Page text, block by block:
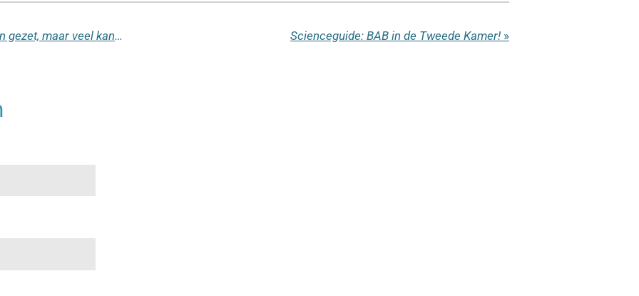
Inzet academische leraren: Stappen gezet, maar veel kansen blijven onbenut Scienceguide: BAB in de Tweede Kamer! »